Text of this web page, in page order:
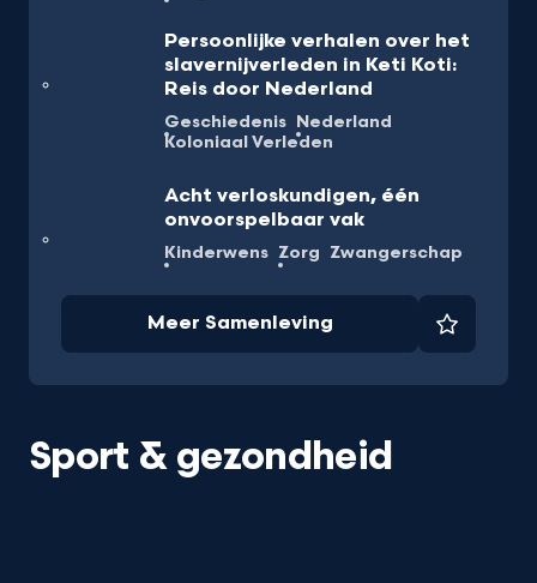
Persoonlijke verhalen over het
slavernijverleden in Keti Koti:
Reis door Nederland
Geschiedenis Nederland
Koloniaal Verleden
Acht verloskundigen, één
onvoorspelbaar vak
Kinderwens Zorg Zwangerschap
Meer Samenleving Favoriet
Sport & gezondheid